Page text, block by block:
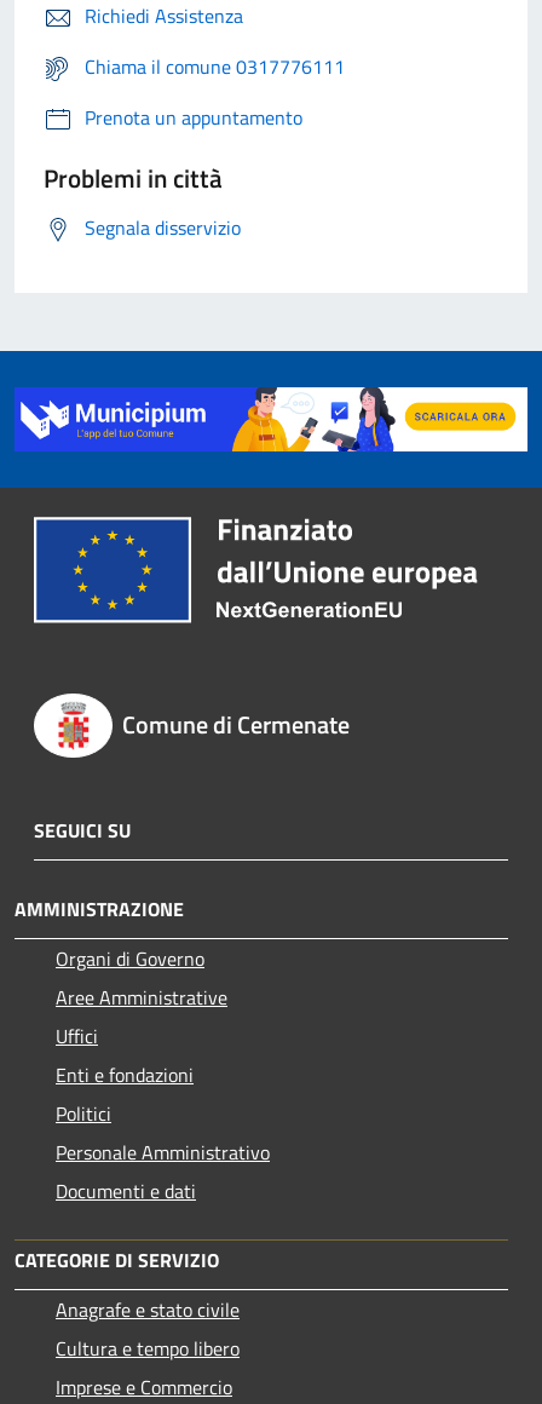
Richiedi Assistenza
Chiama il comune 0317776111
Prenota un appuntamento
Problemi in città
Segnala disservizio
Comune di Cermenate
SEGUICI SU
AMMINISTRAZIONE
Organi di Governo
Aree Amministrative
Uffici
Enti e fondazioni
Politici
Personale Amministrativo
Documenti e dati
CATEGORIE DI SERVIZIO
Anagrafe e stato civile
Cultura e tempo libero
Imprese e Commercio